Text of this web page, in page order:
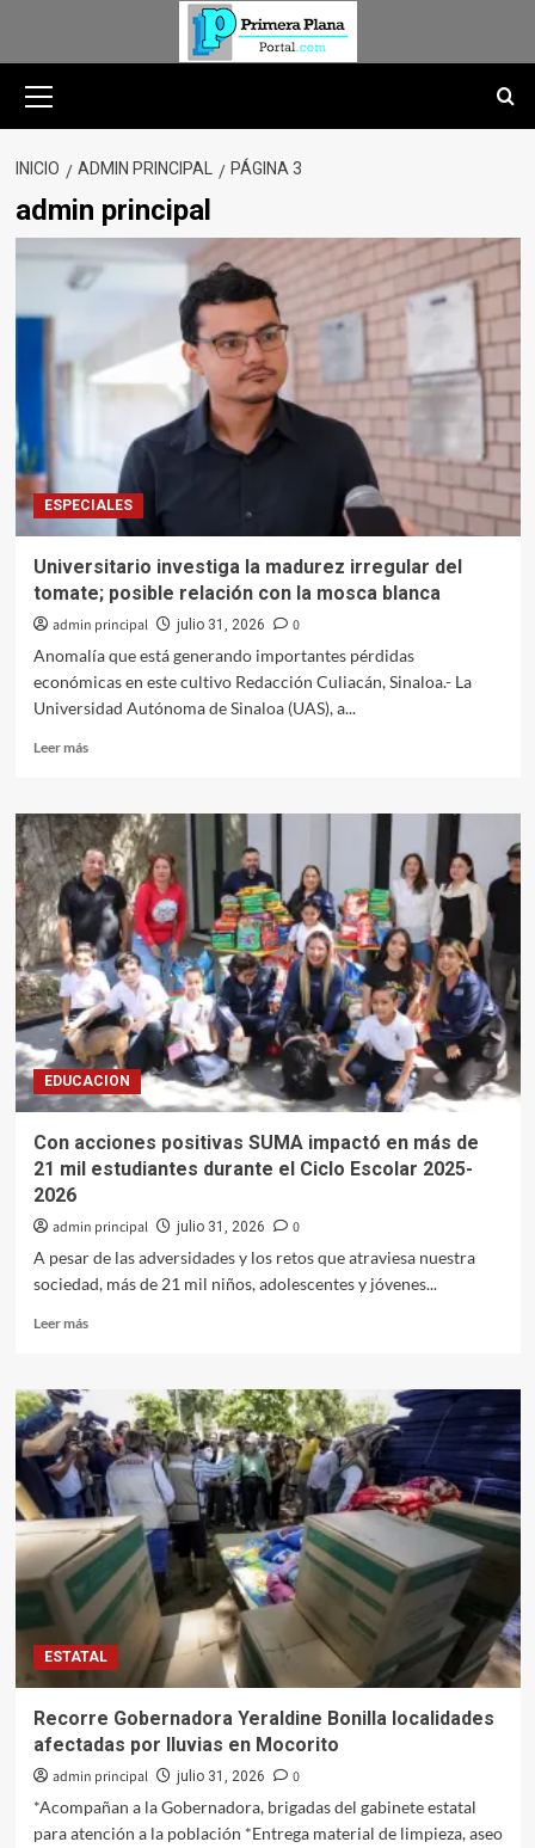
primario
INICIO ADMIN PRINCIPAL PÁGINA 3
admin principal
ESPECIALES
Universitario investiga la madurez irregular del
tomate; posible relación con la mosca blanca
admin principal julio 31, 2026
0
Anomalía que está generando importantes pérdidas
económicas en este cultivo Redacción Culiacán, Sinaloa.- La
Universidad Autónoma de Sinaloa (UAS), a...
Leer másLeer
Universitario
investiga
la
madurez
irregular
del
tomate;
posible
relación
con
la
mosca
blanca
EDUCACION
Con acciones positivas SUMA impactó en más de
21 mil estudiantes durante el Ciclo Escolar 2025-
2026
admin principal julio 31, 2026
0
A pesar de las adversidades y los retos que atraviesa nuestra
sociedad, más de 21 mil niños, adolescentes y jóvenes...
Leer másLeer
Con
acciones
positivas
SUMA
impactó
en
más
de
21
mil
estudiantes
durante
el
2025-
2026
ESTATAL
Recorre Gobernadora Yeraldine Bonilla localidades
afectadas por lluvias en Mocorito
admin principal julio 31, 2026
0
*Acompañan a la Gobernadora, brigadas del gabinete estatal
para atención a la población *Entrega material de limpieza, aseo